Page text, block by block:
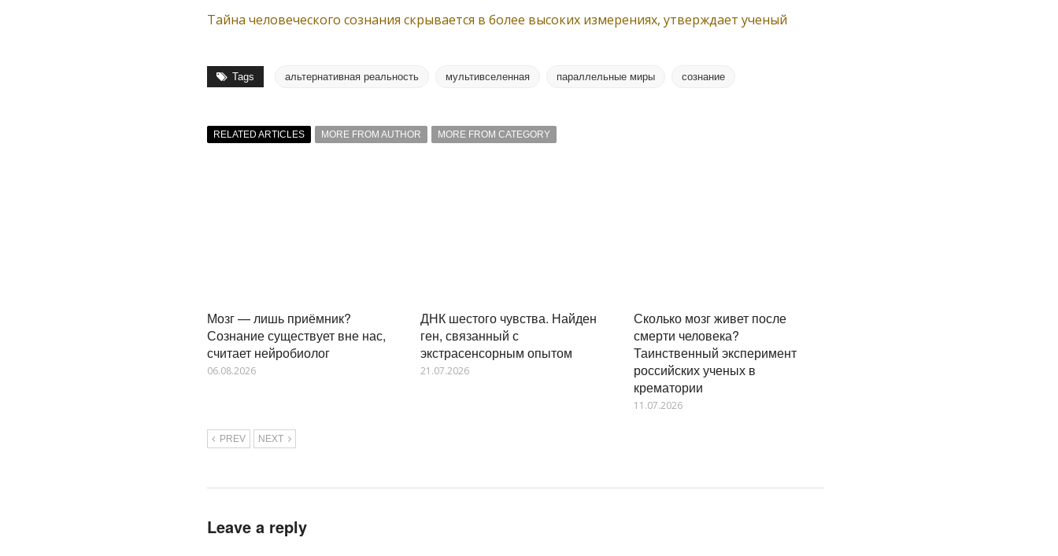
Тайна человеческого сознания скрывается в более высоких измерениях, утверждает ученый
Tags альтернативная реальность мультивселенная параллельные миры сознание
RELATED ARTICLES MORE FROM AUTHOR MORE FROM CATEGORY
Мозг — лишь приёмник?
Сознание существует вне нас,
считает нейробиолог
06.08.2026
ДНК шестого чувства. Найден
ген, связанный с
экстрасенсорным опытом
21.07.2026
Сколько мозг живет после
смерти человека?
Таинственный эксперимент
российских ученых в
крематории
11.07.2026
PREV NEXT
Leave a reply